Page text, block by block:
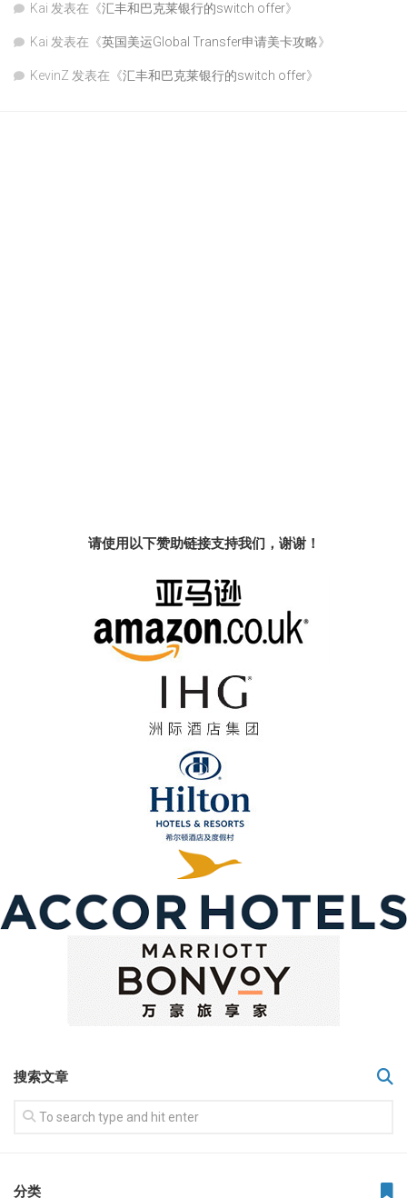
Kai 发表在《汇丰和巴克莱银行的switch offer》
Kai 发表在《英国美运Global Transfer申请美卡攻略》
KevinZ 发表在《汇丰和巴克莱银行的switch offer》
请使用以下赞助链接支持我们，谢谢！
搜索文章
分类